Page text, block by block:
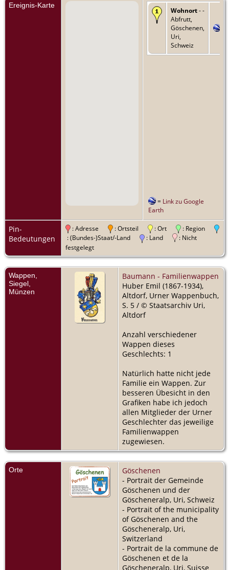
Ereignis-Karte
Wohnort- -
Abfrutt,
Göschenen,
Uri,
Schweiz
= Link zu Google
Earth
Pin-
Bedeutungen
: Adresse : Ortsteil : Ort
: Region
: (Bundes-)Staat/-Land
: Land
: Nicht
festgelegt
Wappen,
Siegel,
Münzen
Baumann - Familienwappen
Huber Emil (1867-1934),
Altdorf, Urner Wappenbuch,
S. 5 / © Staatsarchiv Uri,
Altdorf
Anzahl verschiedener
Wappen dieses
Geschlechts: 1
Natürlich hatte nicht jede
Familie ein Wappen. Zur
besseren Übesicht in den
Grafiken habe ich jedoch
allen Mitglieder der Urner
Geschlechter das jeweilige
Familienwappen
zugewiesen.
Orte
Göschenen
- Portrait der Gemeinde
Göschenen und der
Göscheneralp, Uri, Schweiz
- Portrait of the municipality
of Göschenen and the
Göscheneralp, Uri,
Switzerland
- Portrait de la commune de
Göschenen et de la
Göscheneralp, Uri, Suisse